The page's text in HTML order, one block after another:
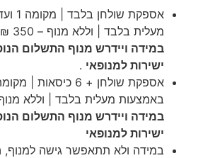
מעלית בלבד | וללא מנוף – 350 ₪
במידה ויידרש מנוף התשלום
ישירות למנופאי .
באמצעות מעלית בלבד | וללא מנוף 490
במידה ויידרש מנוף התשלום
ישירות למנופאי
במידה ולא תתאפשר גישה למנוף,